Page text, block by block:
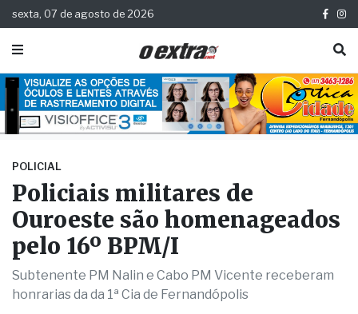
sexta, 07 de agosto de 2026
POLICIAL
Policiais militares de
Ouroeste são homenageados
pelo 16º BPM/I
Subtenente PM Nalin e Cabo PM Vicente receberam
honrarias da da 1ª Cia de Fernandópolis